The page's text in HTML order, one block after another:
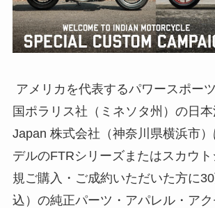
アメリカを代表するパワースポー
国ポラリス社（ミネソタ州）の日
Japan 株式会社（神奈川県横浜市
デルのFTRシリーズまたはスカウ
規ご購入・ご成約いただいた方に
込）の純正パーツ・アパレル・ア